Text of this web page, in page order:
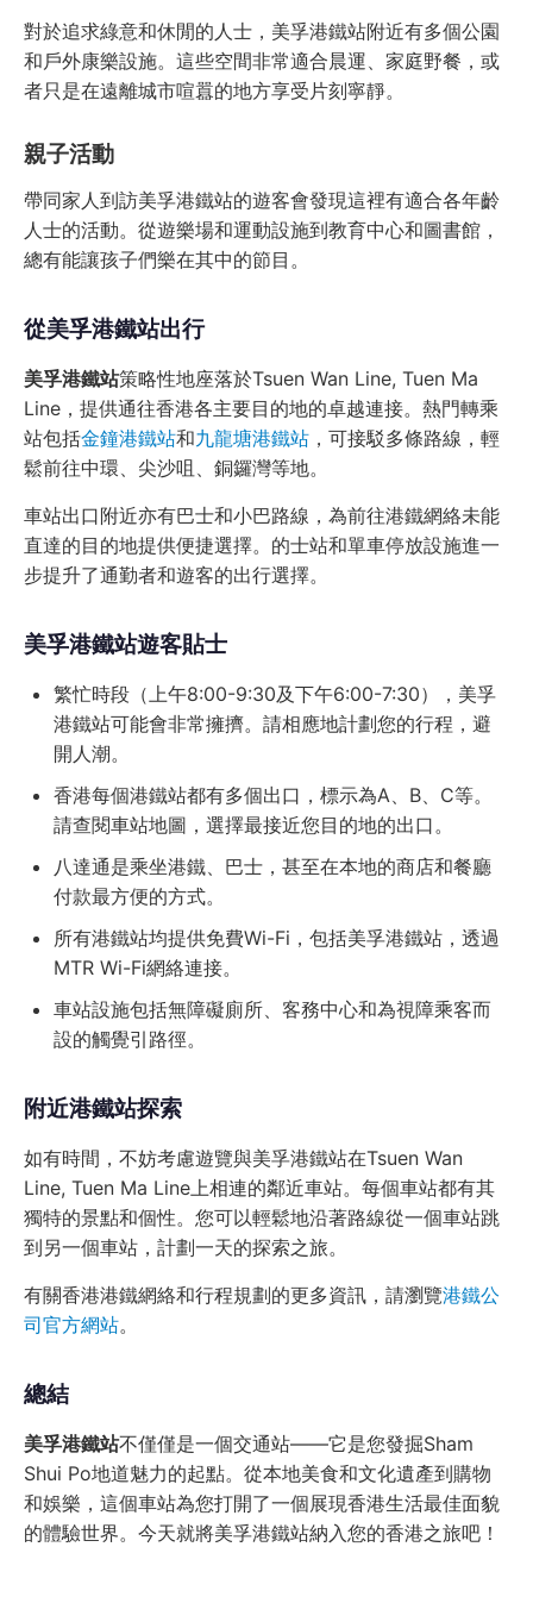
對於追求綠意和休閒的人士，美孚港鐵站附近有多個公園
和戶外康樂設施。這些空間非常適合晨運、家庭野餐，或
者只是在遠離城市喧囂的地方享受片刻寧靜。
親子活動
帶同家人到訪美孚港鐵站的遊客會發現這裡有適合各年齡
人士的活動。從遊樂場和運動設施到教育中心和圖書館，
總有能讓孩子們樂在其中的節目。
從美孚港鐵站出行
美孚港鐵站策略性地座落於Tsuen Wan Line, Tuen Ma
Line，提供通往香港各主要目的地的卓越連接。熱門轉乘
站包括金鐘港鐵站和九龍塘港鐵站 ，可接駁多條路線，輕
鬆前往中環、尖沙咀、銅鑼灣等地。
車站出口附近亦有巴士和小巴路線，為前往港鐵網絡未能
直達的目的地提供便捷選擇。的士站和單車停放設施進一
步提升了通勤者和遊客的出行選擇。
美孚港鐵站遊客貼士
繁忙時段（上午8:00-9:30及下午6:00-7:30），美孚
港鐵站可能會非常擁擠。請相應地計劃您的行程，避
開人潮。
香港每個港鐵站都有多個出口，標示為A、B、C等。
請查閱車站地圖，選擇最接近您目的地的出口。
八達通是乘坐港鐵、巴士，甚至在本地的商店和餐廳
付款最方便的方式。
所有港鐵站均提供免費Wi-Fi，包括美孚港鐵站，透過
MTR Wi-Fi網絡連接。
車站設施包括無障礙廁所、客務中心和為視障乘客而
設的觸覺引路徑。
附近港鐵站探索
如有時間，不妨考慮遊覽與美孚港鐵站在Tsuen Wan
Line, Tuen Ma Line上相連的鄰近車站。每個車站都有其
獨特的景點和個性。您可以輕鬆地沿著路線從一個車站跳
到另一個車站，計劃一天的探索之旅。
有關香港港鐵網絡和行程規劃的更多資訊，請瀏覽港鐵公
司官方網站。
總結
美孚港鐵站不僅僅是一個交通站——它是您發掘Sham
Shui Po地道魅力的起點。從本地美食和文化遺產到購物
和娛樂，這個車站為您打開了一個展現香港生活最佳面貌
的體驗世界。今天就將美孚港鐵站納入您的香港之旅吧！